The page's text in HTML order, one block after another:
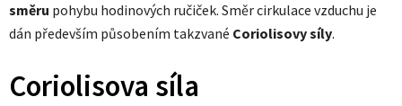
směru pohybu hodinových ručiček. Směr cirkulace vzduchu je
dán především působením takzvané Coriolisovy síly.
Coriolisova síla